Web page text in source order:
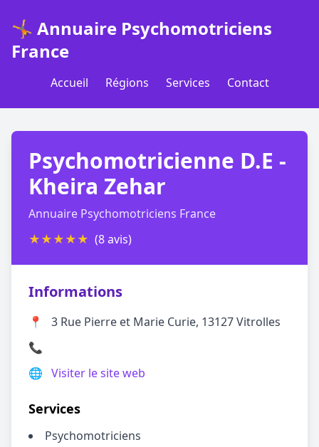
🤸 Annuaire Psychomotriciens
France
Accueil Régions Services Contact
Psychomotricienne D.E -
Kheira Zehar
Annuaire Psychomotriciens France
★★★★★ (8 avis)
Informations
📍
3 Rue Pierre et Marie Curie, 13127 Vitrolles
📞
🌐 Visiter le site web
Services
Psychomotriciens